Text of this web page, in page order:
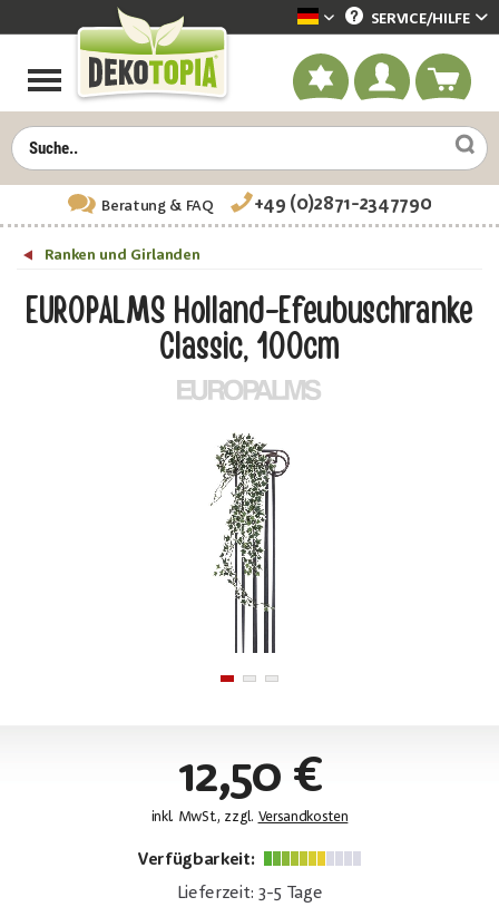
Dekotopia deutsch
SERVICE/HILFE
Beratung& FAQ +49 (0)2871-2347790
Ranken und Girlanden
EUROPALMS Holland-Efeubuschranke
Classic, 100cm
12,50 €
inkl. MwSt., zzgl. Versandkosten
Verfügbarkeit:
Lieferzeit: 3-5 Tage